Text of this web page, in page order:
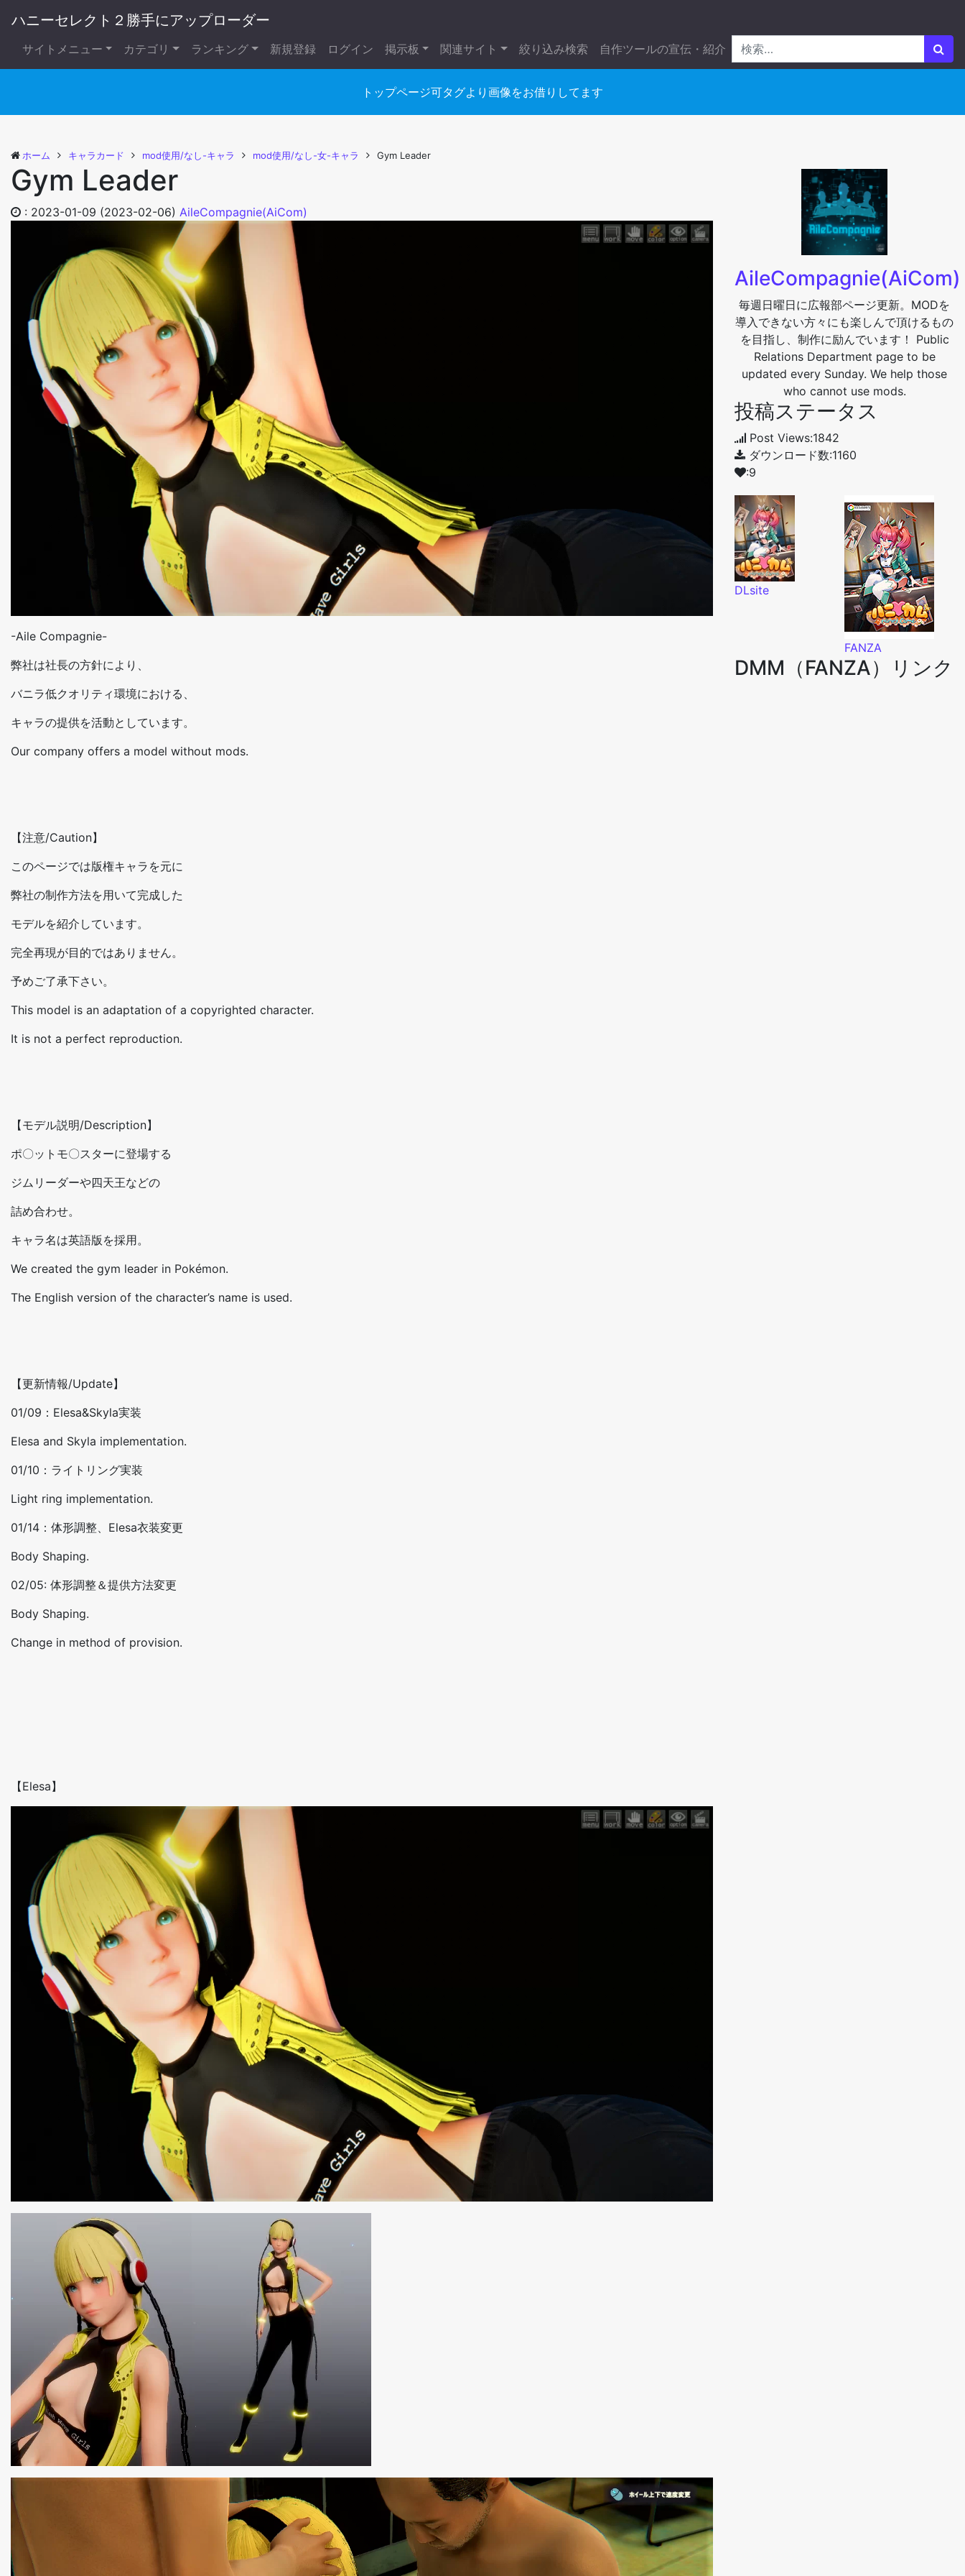
ハニーセレクト２勝手にアップローダー
サイトメニュー カテゴリ ランキング 新規登録 ログイン 掲示板 関連サイト 絞り込み検索 自作ツールの宣伝・紹介
トップページ可タグより画像をお借りしてます
ホーム キャラカード mod使用/なし-キャラ mod使用/なし-女-キャラ Gym Leader
Gym Leader
: 2023-01-09 (2023-02-06) AileCompagnie(AiCom)
-Aile Compagnie-
弊社は社長の方針により、
バニラ低クオリティ環境における、
キャラの提供を活動としています。
Our company offers a model without mods.
【注意/Caution】
このページでは版権キャラを元に
弊社の制作方法を用いて完成した
モデルを紹介しています。
完全再現が目的ではありません。
予めご了承下さい。
This model is an adaptation of a copyrighted character.
It is not a perfect reproduction.
【モデル説明/Description】
ポ〇ットモ〇スターに登場する
ジムリーダーや四天王などの
詰め合わせ。
キャラ名は英語版を採用。
We created the gym leader in Pokémon.
The English version of the character’s name is used.
【更新情報/Update】
01/09：Elesa&Skyla実装
Elesa and Skyla implementation.
01/10：ライトリング実装
Light ring implementation.
01/14：体形調整、Elesa衣装変更
Body Shaping.
02/05: 体形調整＆提供方法変更
Body Shaping.
Change in method of provision.
【Elesa】
AileCompagnie(AiCom)
毎週日曜日に広報部ページ更新。MODを
導入できない方々にも楽しんで頂けるもの
を目指し、制作に励んでいます！ Public
Relations Department page to be
updated every Sunday. We help those
who cannot use mods.
投稿ステータス
Post Views:1842
ダウンロード数:1160
:9
DLsite
FANZA
DMM（FANZA）リンク